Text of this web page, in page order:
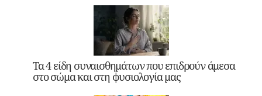
Τα 4 είδη συναισθημάτων που επιδρούν άμεσα
στο σώμα και στη φυσιολογία μας